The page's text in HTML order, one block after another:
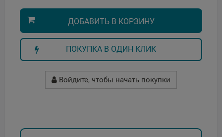
ДОБАВИТЬ В КОРЗИНУ
ПОКУПКА В ОДИН КЛИК
Войдите, чтобы начать покупки